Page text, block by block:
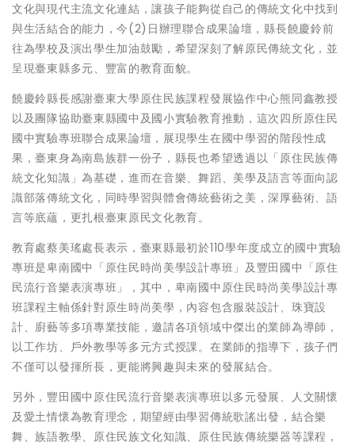
文化與現代主流文化連結，讓孩子能夠從自己的傳統文化中找到
與生活結合的能力，今(2)日辦理聯合成果論壇，縣長饒慶鈴前
往為學校及演出學生加油鼓勵，希望深刻了解原民傳統文化，並
呈現臺東縣多元、豐富的教育面貌。
饒慶鈴縣長感謝臺東大學原住民族課程發展協作中心熊同鑫教授
以及團隊協助臺東縣國中及國小實驗教育推動，這次四所原住民
國中實驗專班聯合成果論壇，展現學生在國中學習的階段性成
果，臺東身為南島族群一份子，縣長也希望透過以「原住民族傳
統文化知識」為基礎，進而在音樂、舞蹈、美學及語言等面向認
識部落傳統文化，同時學習與體會傳統藝術之美，深厚藝術、語
言等底蘊，更扎根臺東原民文化教育。
教育處蔡美瑤處長表示，臺東縣最初於110學年度成立的國中實驗
專班是卑南國中「原住民時尚美學設計專班」及豐田國中「原住
民流行音樂表演專班」，其中，卑南國中原住民時尚美學設計專
班課程主軸係針對原生時尚美學，內容包含服裝設計、珠寶設
計、廚藝等多項專業技能，邀請各項領域中傑出的業師為導師，
以工作坊、戶外教學等多元方式授課。在業師的指導下，孩子們
不僅可以發揮所長，更能將興趣與未來的發展結合。
另外，豐田國中原住民流行音樂表演專班以多元發展、人文關懷
及愛土情懷為教育理念，期望經由學習傳統歌謠出發，結合樂
舞、族語教學、原住民族文化知識、原住民族傳統樂器等課程，